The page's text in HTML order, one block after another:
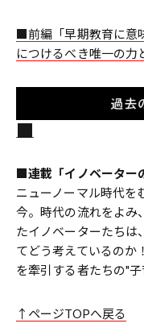
■前編「早期教育に意
につけるべき唯一の力
■連載「イノベーター
ニューノーマル時代を
今。時代の流れをよみ
たイノベーターたちは
てどう考えているのか
を牽引する者たちの"子
↑ページTOPへ戻る